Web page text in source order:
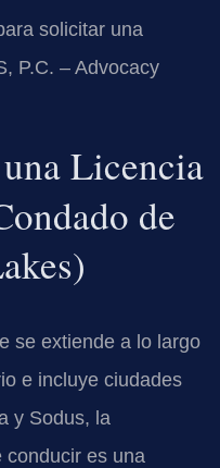
solicitar una
P.C. – Advocacy
Licencia
de
se extiende a lo largo
e incluye ciudades
y Sodus, la
conducir es una